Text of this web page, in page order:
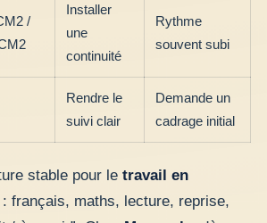
/
Installer
une
continuité
Rythme
souvent subi
Rendre le
suivi clair
Demande un
cadrage initial
stable pour le travail en
: français, maths, lecture, reprise,